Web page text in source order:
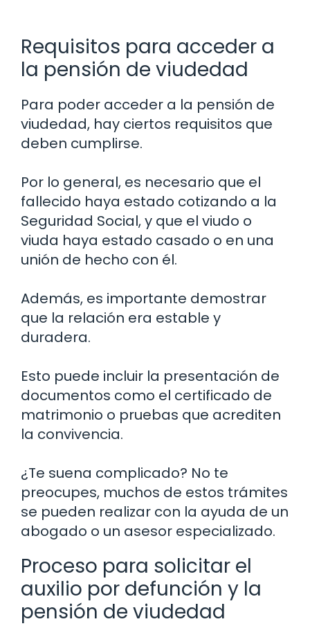
Requisitos para acceder a
la pensión de viudedad
Para poder acceder a la pensión de
viudedad, hay ciertos requisitos que
deben cumplirse.
Por lo general, es necesario que el
fallecido haya estado cotizando a la
Seguridad Social, y que el viudo o
viuda haya estado casado o en una
unión de hecho con él.
Además, es importante demostrar
que la relación era estable y
duradera.
Esto puede incluir la presentación de
documentos como el certificado de
matrimonio o pruebas que acrediten
la convivencia.
¿Te suena complicado? No te
preocupes, muchos de estos trámites
se pueden realizar con la ayuda de un
abogado o un asesor especializado.
Proceso para solicitar el
auxilio por defunción y la
pensión de viudedad